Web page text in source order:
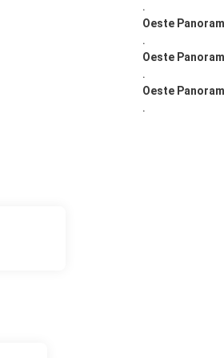
.
Oeste
.
Oeste
.
Oeste
.